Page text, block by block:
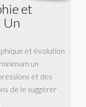
et
Un
et évolution
un
et des
de le suggérer